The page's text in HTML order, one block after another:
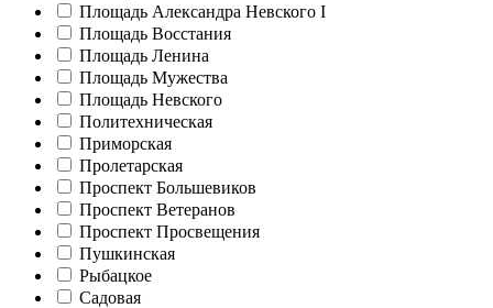
Площадь Александра Невского I
Площадь Восстания
Площадь Ленина
Площадь Мужества
Площадь Невского
Политехническая
Приморская
Пролетарская
Проспект Большевиков
Проспект Ветеранов
Проспект Просвещения
Пушкинская
Рыбацкое
Садовая